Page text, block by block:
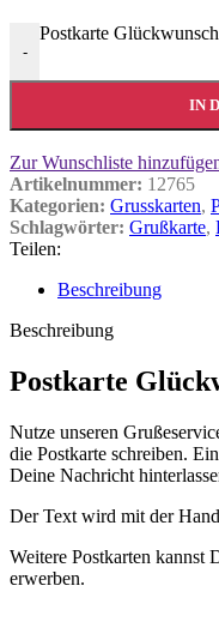
-
Postkarte
IN
Zur Wunschliste
Artikelnummer: 12765
Kategorien: Grusskarten,
Schlagwörter: Grußkarte,
Teilen:
Beschreibung
Beschreibung
Postkarte
Nutze unseren
die Postkarte schreiben.
Deine Nachricht
Der Text wird mit der
Weitere Postkarten kannst
erwerben.